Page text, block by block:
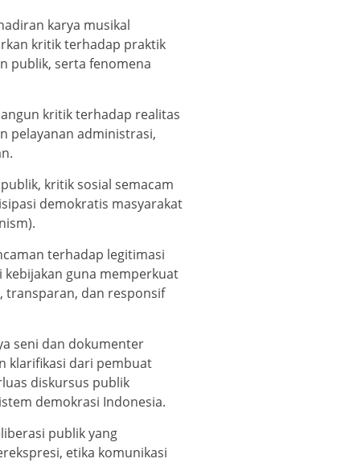
karya musikal
kritik terhadap praktik
publik, serta fenomena
kritik terhadap realitas
pelayanan administrasi,
kritik sosial semacam
demokratis masyarakat
terhadap legitimasi
guna memperkuat
transparan, dan responsif
seni dan dokumenter
klarifikasi dari pembuat
diskursus publik
demokrasi Indonesia.
publik yang
etika komunikasi